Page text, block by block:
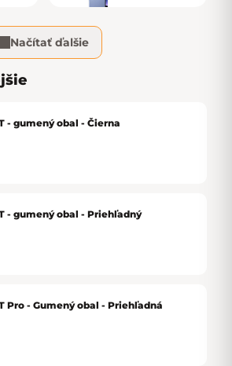
Načítať ďalšie
- gumený obal - Čierna
- gumený obal - Priehľadný
Pro - Gumený obal - Priehľadná